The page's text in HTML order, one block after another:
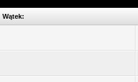
Wątek: